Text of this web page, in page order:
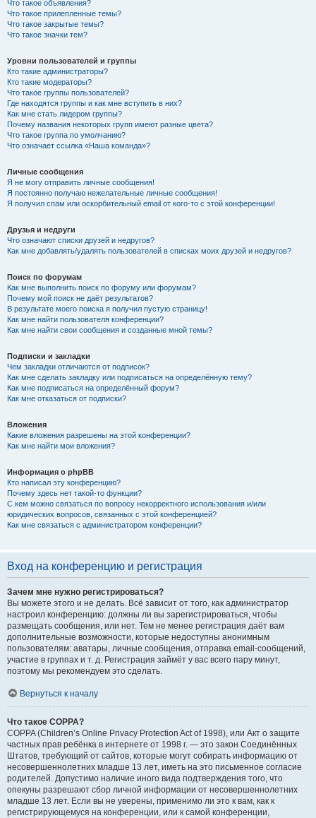
Что такое объявления?
Что такое прилепленные темы?
Что такое закрытые темы?
Что такое значки тем?
Уровни пользователей и группы
Кто такие администраторы?
Кто такие модераторы?
Что такое группы пользователей?
Где находятся группы и как мне вступить в них?
Как мне стать лидером группы?
Почему названия некоторых групп имеют разные цвета?
Что такое группа по умолчанию?
Что означает ссылка «Наша команда»?
Личные сообщения
Я не могу отправить личные сообщения!
Я постоянно получаю нежелательные личные сообщения!
Я получил спам или оскорбительный email от кого-то с этой конференции!
Друзья и недруги
Что означают списки друзей и недругов?
Как мне добавлять/удалять пользователей в списках моих друзей и недругов?
Поиск по форумам
Как мне выполнить поиск по форуму или форумам?
Почему мой поиск не даёт результатов?
В результате моего поиска я получил пустую страницу!
Как мне найти пользователя конференции?
Как мне найти свои сообщения и созданные мной темы?
Подписки и закладки
Чем закладки отличаются от подписок?
Как мне сделать закладку или подписаться на определённую тему?
Как мне подписаться на определённый форум?
Как мне отказаться от подписки?
Вложения
Какие вложения разрешены на этой конференции?
Как мне найти мои вложения?
Информация о phpBB
Кто написал эту конференцию?
Почему здесь нет такой-то функции?
С кем можно связаться по вопросу некорректного использования и/или
юридических вопросов, связанных с этой конференцией?
Как мне связаться с администратором конференции?
Вход на конференцию и регистрация
Зачем мне нужно регистрироваться?
Вы можете этого и не делать. Всё зависит от того, как администратор
настроил конференцию: должны ли вы зарегистрироваться, чтобы
размещать сообщения, или нет. Тем не менее регистрация даёт вам
дополнительные возможности, которые недоступны анонимным
пользователям: аватары, личные сообщения, отправка email-сообщений,
участие в группах и т. д. Регистрация займёт у вас всего пару минут,
поэтому мы рекомендуем это сделать.
Вернуться к началу
Что такое COPPA?
COPPA (Children’s Online Privacy Protection Act of 1998), или Акт о защите
частных прав ребёнка в интернете от 1998 г. — это закон Соединённых
Штатов, требующий от сайтов, которые могут собирать информацию от
несовершеннолетних младше 13 лет, иметь на это письменное согласие
родителей. Допустимо наличие иного вида подтверждения того, что
опекуны разрешают сбор личной информации от несовершеннолетних
младше 13 лет. Если вы не уверены, применимо ли это к вам, как к
регистрирующемуся на конференции, или к самой конференции,